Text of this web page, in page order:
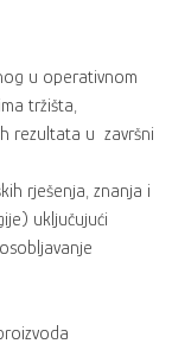
u operativnom
tržišta,
rezultata u završni
rješenja, znanja i
uključujući